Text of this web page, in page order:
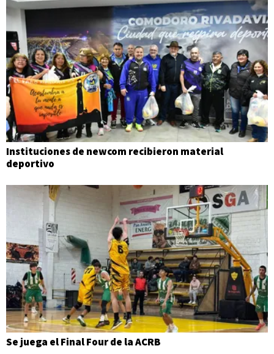
Instituciones de newcom recibieron material
deportivo
Se juega el Final Four de la ACRB